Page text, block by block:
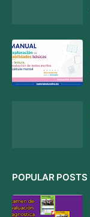
POPULAR POSTS